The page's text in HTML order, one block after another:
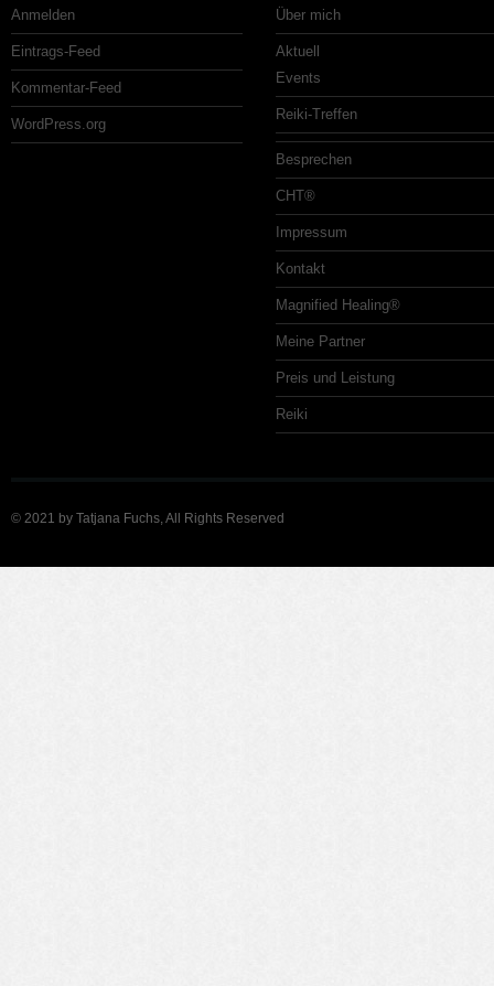
Anmelden
Eintrags-Feed
Kommentar-Feed
WordPress.org
Über mich
Aktuell
Events
Reiki-Treffen
Besprechen
CHT®
Impressum
Kontakt
Magnified Healing®
Meine Partner
Preis und Leistung
Reiki
© 2021 by Tatjana Fuchs, All Rights Reserved